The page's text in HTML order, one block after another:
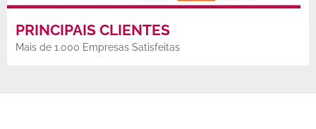
PRINCIPAIS CLIENTES
Mais de 1.000 Empresas Satisfeitas